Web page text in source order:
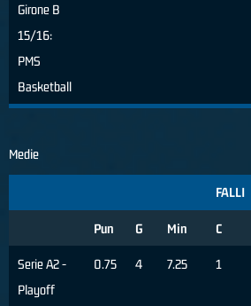
Girone B
15/16:
PMS
Basketball
Medie
FALLI
Pun G Min C
Serie A2 -
Playoff
0.75 4 7.25 1